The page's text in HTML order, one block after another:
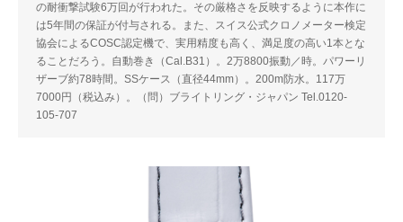
の耐衝撃試験6万回が行われた。その厳格さを反映するように本作に
は5年間の保証が付与される。また、スイス公式クロノメーター検定
協会によるCOSC認定機で、実用精度も高く、満足度の高い1本とな
ることだろう。自動巻き（Cal.B31）。2万8800振動／時。パワーリ
ザーブ約78時間。SSケース（直径44mm）。200m防水。117万
7000円（税込み）。（問）ブライトリング・ジャパン Tel.0120-
105-707